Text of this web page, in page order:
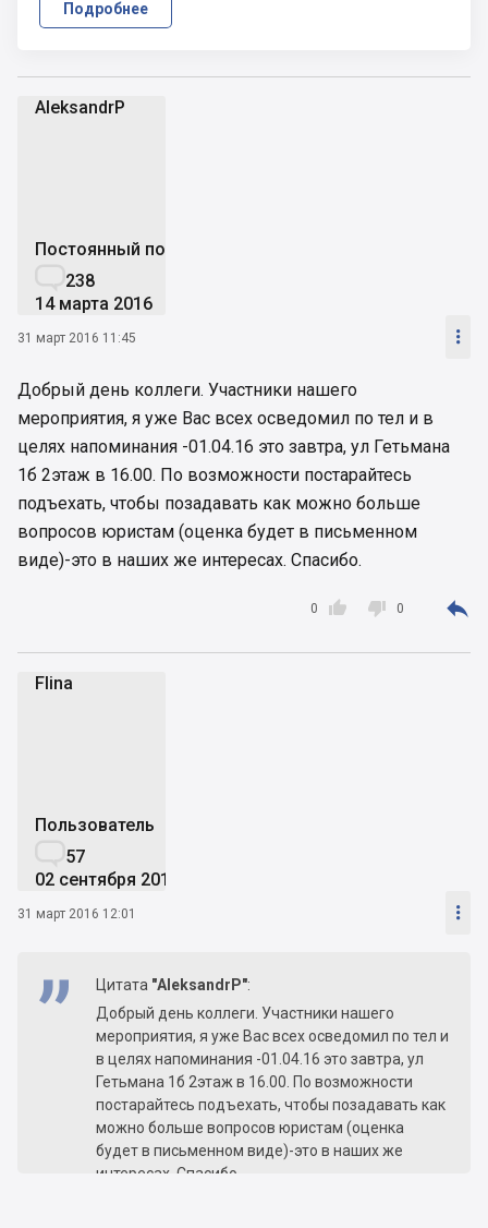
AleksandrP
Постоянный пользователь
238
14 марта 2016
31 март 2016 11:45 
Добрый день коллеги. Участники нашего
мероприятия, я уже Вас всех осведомил по тел и в
целях напоминания -01.04.16 это завтра, ул Гетьмана
1б 2этаж в 16.00. По возможности постарайтесь
подъехать, чтобы позадавать как можно больше
вопросов юристам (оценка будет в письменном
виде)-это в наших же интересах. Спасибо.

0  0 
Flina
Пользователь
57
02 сентября 2015
31 март 2016 12:01 
Цитата "AleksandrP":
Добрый день коллеги. Участники нашего
мероприятия, я уже Вас всех осведомил по тел и
в целях напоминания -01.04.16 это завтра, ул
Гетьмана 1б 2этаж в 16.00. По возможности
постарайтесь подъехать, чтобы позадавать как
можно больше вопросов юристам (оценка
будет в письменном виде)-это в наших же
интересах. Спасибо.
Подробнее